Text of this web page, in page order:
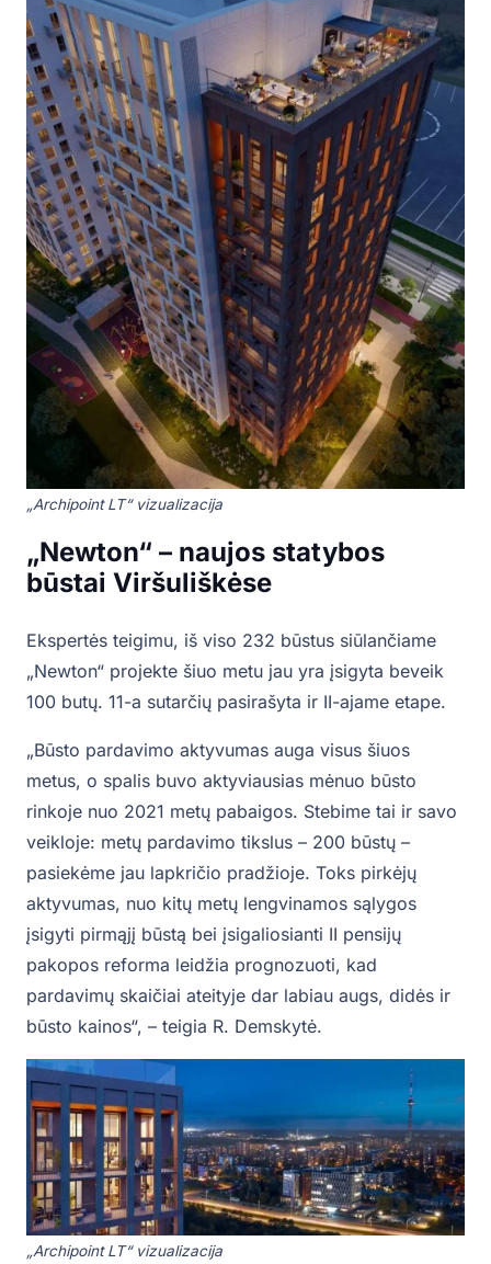
„Archipoint LT“ vizualizacija
„Newton“ – naujos statybos
būstai Viršuliškėse
Ekspertės teigimu, iš viso 232 būstus siūlančiame
„Newton“ projekte šiuo metu jau yra įsigyta beveik
100 butų. 11-a sutarčių pasirašyta ir II-ajame etape.
„Būsto pardavimo aktyvumas auga visus šiuos
metus, o spalis buvo aktyviausias mėnuo būsto
rinkoje nuo 2021 metų pabaigos. Stebime tai ir savo
veikloje: metų pardavimo tikslus – 200 būstų –
pasiekėme jau lapkričio pradžioje. Toks pirkėjų
aktyvumas, nuo kitų metų lengvinamos sąlygos
įsigyti pirmąjį būstą bei įsigaliosianti II pensijų
pakopos reforma leidžia prognozuoti, kad
pardavimų skaičiai ateityje dar labiau augs, didės ir
būsto kainos“, – teigia R. Demskytė.
„Archipoint LT“ vizualizacija